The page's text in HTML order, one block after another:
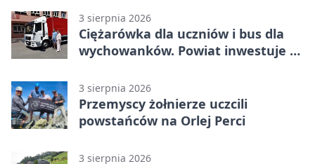
3 sierpnia 2026
Ciężarówka dla uczniów i bus dla
wychowanków. Powiat inwestuje w
3 sierpnia 2026
Przemyscy żołnierze uczcili
powstańców na Orlej Perci
3 sierpnia 2026